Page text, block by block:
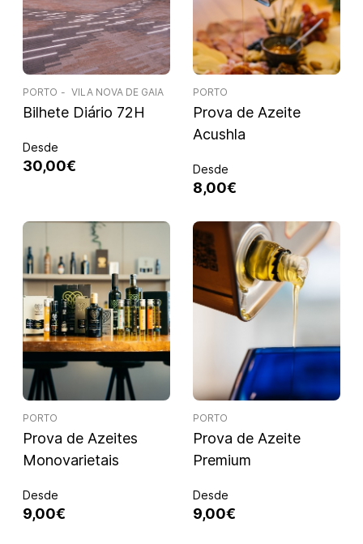
PORTO VILA NOVA DE GAIA
Bilhete Diário 72H
Desde
30,00€
PORTO
Prova de Azeite
Acushla
Desde
8,00€
PORTO
Prova de Azeites
Monovarietais
Desde
9,00€
PORTO
Prova de Azeite
Premium
Desde
9,00€